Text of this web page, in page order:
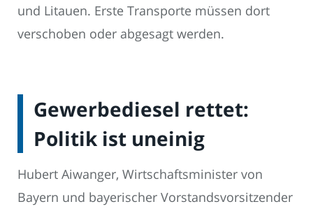
und Litauen. Erste Transporte müssen dort
verschoben oder abgesagt werden.
Gewerbediesel rettet:
Politik ist uneinig
Hubert Aiwanger, Wirtschaftsminister von
Bayern und bayerischer Vorstandsvorsitzender